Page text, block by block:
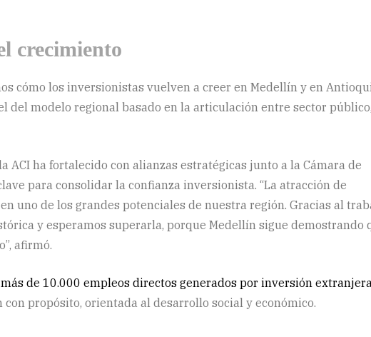
crecimiento
cómo los inversionistas vuelven a creer en Medellín y en
del modelo regional basado en la articulación entre sector
ACI ha fortalecido con alianzas estratégicas junto a la Cámara de
para consolidar la confianza inversionista. “La atracción de
uno de los grandes potenciales de nuestra región. Gracias al
y esperamos superarla, porque Medellín sigue demostrando
afirmó.
de 10.000 empleos directos generados por inversión
propósito, orientada al desarrollo social y económico.